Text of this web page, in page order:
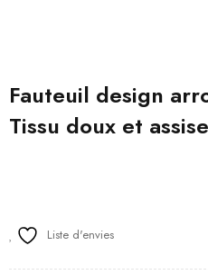
Fauteuil design
Tissu doux et
Liste d'envies